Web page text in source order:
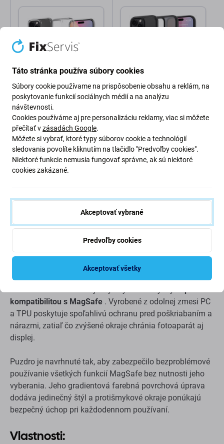
Spigen
Spigen - Puzdro Ultra
iPhone 16 Pro Max,
čierna
34,98 €
Skladom
Spigen
iPhone 16 Pro Max, frost
34,98 €
Skladom
kompatibilitou s MagSafe . Vyrobené z odolnej zmesi PC
a TPU poskytuje spoľahlivú ochranu pred poškriabaním a
nárazmi, zatiaľ čo zvýšené okraje chránia fotoaparát aj
displej.
Puzdro je navrhnuté tak, aby zabezpečilo bezproblémové
používanie všetkých funkcií MagSafe bez nutnosti jeho
vyberania. Jeho gradientová farebná povrchová úprava
dodáva jedinečný štýl a protišmykové okraje ponúkajú
bezpečný úchop pri každodennom používaní.
Vlastnosti:
Táto stránka používa súbory cookies
Súbory cookie používame na prispôsobenie obsahu a reklám, na
poskytovanie funkcií sociálnych médií a na analýzu
návštevnosti.
Cookies používáme aj pre personalizáciu reklamy, viac si môžete
přečítať vzásadách Google.
Môžete si vybrať, ktoré typy súborov cookie a technológií
sledovania povolíte kliknutím na tlačidlo "Predvoľby cookies".
Niektoré funkcie nemusia fungovať správne, ak sú niektoré
cookies zakázané.
Akceptovať vybrané
Predvoľby cookies
Akceptovať všetky